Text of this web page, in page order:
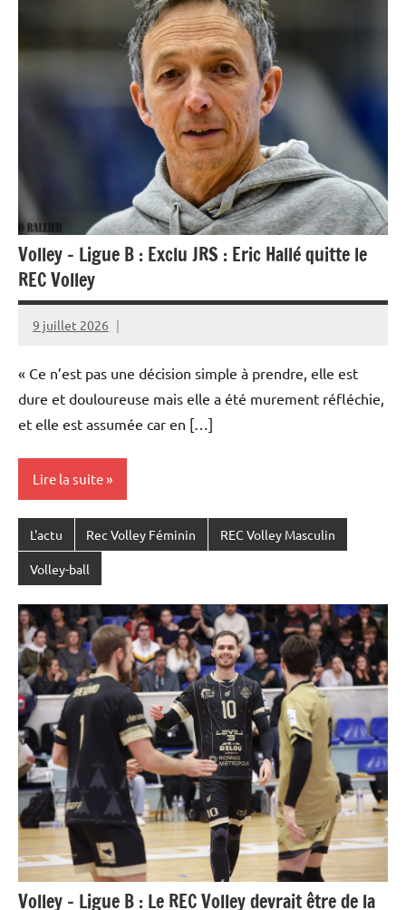
Volley – Ligue B : Exclu JRS : Eric Hallé quitte le
REC Volley
9 juillet 2026
Rédaction
« Ce n’est pas une décision simple à prendre, elle est
dure et douloureuse mais elle a été murement réfléchie,
et elle est assumée car en […]
Lire la suite
L'actu Rec Volley Féminin REC Volley Masculin
Volley-ball
Volley – Ligue B : Le REC Volley devrait être de la